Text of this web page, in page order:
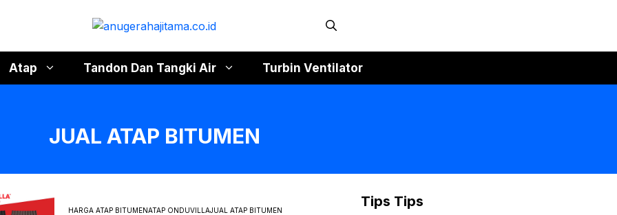
Atap Tandon Dan Tangki Air Turbin Ventilator
JUAL ATAP BITUMEN
HARGA ATAP BITUMENATAP ONDUVILLAJUAL ATAP BITUMEN
Tips Tips